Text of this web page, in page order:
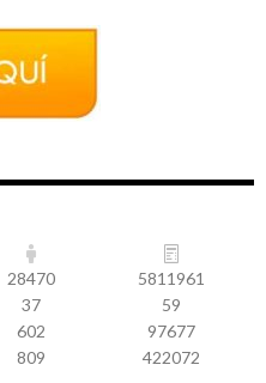
28470
5811961
37
59
602
97677
809 422072